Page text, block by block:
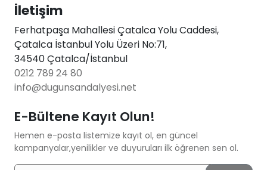
İletişim
Ferhatpaşa Mahallesi Çatalca Yolu Caddesi,
Çatalca İstanbul Yolu Üzeri No:71,
34540 Çatalca/İstanbul
0212 789 24 80
info@dugunsandalyesi.net
E-Bültene Kayıt Olun!
Hemen e-posta listemize kayıt ol, en güncel
kampanyalar,yenilikler ve duyuruları ilk öğrenen sen ol.